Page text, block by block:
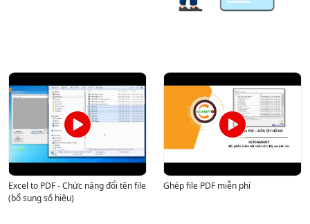
Excel to PDF - Chức năng đổi tên file
(bổ sung số hiệu)
Ghép file PDF miễn phí